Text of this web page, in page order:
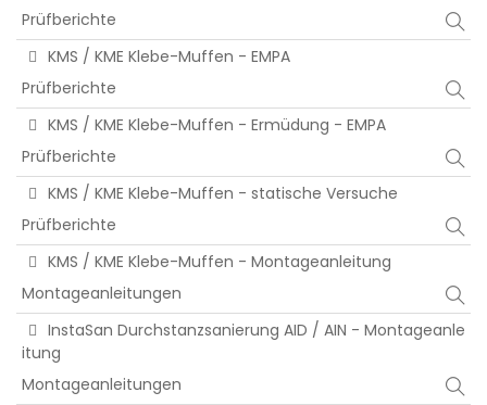
Prüfberichte
KMS / KME Klebe-Muffen - EMPA
Prüfberichte
KMS / KME Klebe-Muffen - Ermüdung - EMPA
Prüfberichte
KMS / KME Klebe-Muffen - statische Versuche
Prüfberichte
KMS / KME Klebe-Muffen - Montageanleitung
Montageanleitungen
InstaSan Durchstanzsanierung AID / AIN - Montageanle
itung
Montageanleitungen